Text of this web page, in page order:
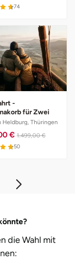
74
-
für Zwei
Heldburg, Thüringen
€ 1.499,00 €
50
die Wahl mit